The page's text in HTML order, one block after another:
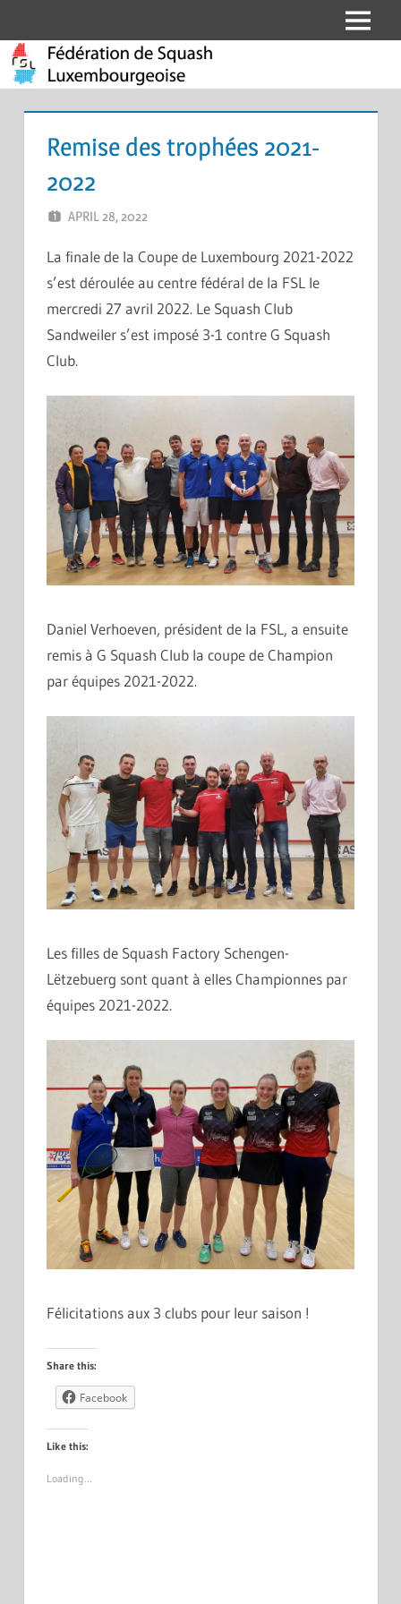
to
content
Fédération
de
Squash
Luxembourgeoise
Menu
Remise des trophées 2021-
2022
APRIL 28, 2022
La finale de la Coupe de Luxembourg 2021-2022
s’est déroulée au centre fédéral de la FSL le
mercredi 27 avril 2022. Le Squash Club
Sandweiler s’est imposé 3-1 contre G Squash
Club.
Daniel Verhoeven, président de la FSL, a ensuite
remis à G Squash Club la coupe de Champion
par équipes 2021-2022.
Les filles de Squash Factory Schengen-
Lëtzebuerg sont quant à elles Championnes par
équipes 2021-2022.
Félicitations aux 3 clubs pour leur saison !
Share this:
Facebook
Like this:
Loading…